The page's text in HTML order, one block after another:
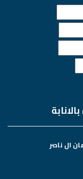
ال ناصر